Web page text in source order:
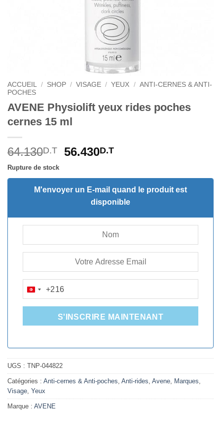
ACCUEIL / SHOP / VISAGE / YEUX / ANTI-CERNES & ANTI-
POCHES
AVENE Physiolift yeux rides poches
cernes 15 ml
64.130D.T
Le
initial
était :
64.130D.T.
56.430D.TLe
actuel
est :
56.430D.T.
Rupture de stock
M'envoyer un E-mail quand le produit est
disponible
TUNISIA
+216
+216
S'INSCRIRE MAINTENANT
UGS : TNP-044822
Catégories : Anti-cernes & Anti-poches, Anti-rides, Avene, Marques,
Visage, Yeux
Marque : AVENE